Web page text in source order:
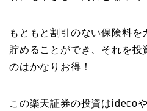
もともと割引のない保険料を
貯めることができ、それを投
のはかなりお得！
この楽天証券の投資はideco